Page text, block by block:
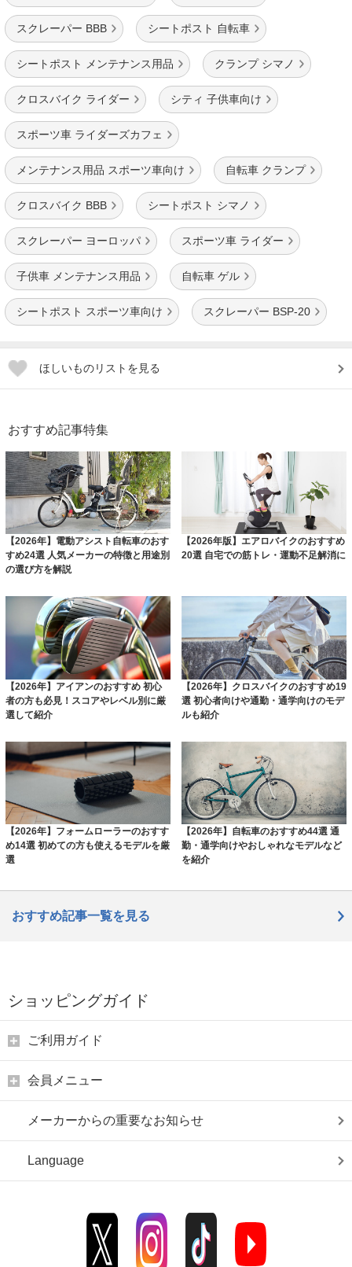
スクレーパー BBB シートポスト 自転車
シートポスト メンテナンス用品 クランプ シマノ
クロスバイク ライダー シティ 子供車向け
スポーツ車 ライダーズカフェ
メンテナンス用品 スポーツ車向け 自転車 クランプ
クロスバイク BBB シートポスト シマノ
スクレーパー ヨーロッパ スポーツ車 ライダー
子供車 メンテナンス用品 自転車 ゲル
シートポスト スポーツ車向け スクレーパー BSP-20
ほしいものリストを見る
おすすめ記事特集
【2026年】電動アシスト自転車のおす
すめ24選 人気メーカーの特徴と用途別
の選び方を解説
【2026年版】エアロバイクのおすすめ
20選 自宅での筋トレ・運動不足解消に
【2026年】アイアンのおすすめ 初心
者の方も必見！スコアやレベル別に厳
選して紹介
【2026年】クロスバイクのおすすめ19
選 初心者向けや通勤・通学向けのモデ
ルも紹介
【2026年】フォームローラーのおすす
め14選 初めての方も使えるモデルを厳
選
【2026年】自転車のおすすめ44選 通
勤・通学向けやおしゃれなモデルなど
を紹介
おすすめ記事一覧を見る
ショッピングガイド
ご利用ガイド
会員メニュー
メーカーからの重要なお知らせ
Language